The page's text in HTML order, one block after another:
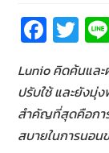
Fa
ce
b
o
o
T
wi
tt
er
Lunio คิดค้นแล
ปรับใช้ และยังมุ่
สำคัญที่สุดคือกา
สบายในการนอน